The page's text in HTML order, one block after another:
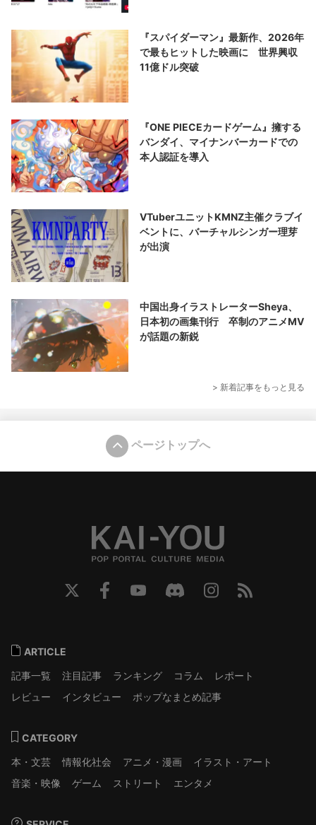
『スパイダーマン』最新作、2026年
で最もヒットした映画に 世界興収
11億ドル突破
『ONE PIECEカードゲーム』擁する
バンダイ、マイナンバーカードでの
本人認証を導入
VTuberユニットKMNZ主催クラブイ
ベントに、バーチャルシンガー理芽
が出演
中国出身イラストレーターSheya、
日本初の画集刊行 卒制のアニメMV
が話題の新鋭
> 新着記事をもっと見る
ページトップへ
ARTICLE
記事一覧
注目記事 ランキング コラム
レポート
レビュー
インタビュー ポップなまとめ記事
CATEGORY
本・文芸
情報化社会 アニメ・漫画
イラスト・アート
音楽・映像
ゲーム ストリート エンタメ